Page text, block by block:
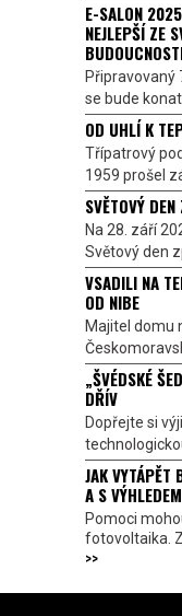
E-SALON
NEJLEPŠÍ ZE
Připravovaný
se bude
OD UHLÍ K
Třípatrový
1959 prošel
SVĚTOVÝ
Na 28. září
Světový den
VSADILI NA
OD NIBE
Majitel domu
„ŠVÉDSKÉ
DŘÍV
Dopřejte si
JAK VYTÁPĚT
A S
Pomoci
fotovoltaika.
>>